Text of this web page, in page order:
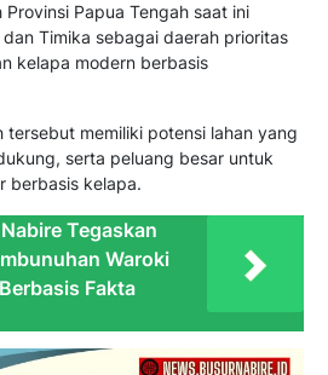
Papua Tengah saat ini
Timika sebagai daerah prioritas
kelapa modern berbasis
tersebut memiliki potensi lahan yang
serta peluang besar untuk
berbasis kelapa.
Tegaskan
Waroki
Fakta